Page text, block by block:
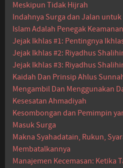
Meskipun Tidak Hijrah
Indahnya Surga dan Jalan
Islam Adalah Penegak Keamanan
Jejak Ikhlas #1: Pentingnya
Jejak Ikhlas #2: Riyadhus
Jejak Ikhlas #3: Riyadhus
Kaidah Dan Prinsip Ahlus
Mengambil Dan Menggunakan
Kesesatan Ahmadiyah
Kesombongan dan Pemimpin
Masuk Surga
Makna Syahadatain, Rukun,
Membatalkannya
Manajemen Kecemasan: Ketika